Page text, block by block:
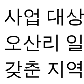
사업 대
오산리
갖춘 지